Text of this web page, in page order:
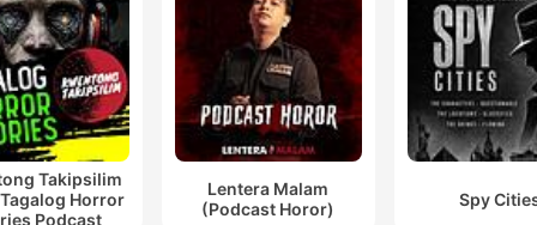
isn't just the crime
the contradiction that lives
within us all. Why do we
ourselves drawn to these
stories of murder and
homicide? What is it about
Takipsilim
Horror
Podcast
Lentera Malam
(Podcast Horor)
Spy